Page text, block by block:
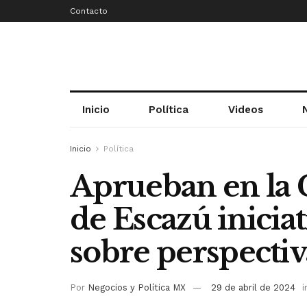
Contacto
Inicio Política Videos
Inicio Política
Aprueban en la
de Escazú
sobre
Por Negocios y Política MX 29 de abril de 2024